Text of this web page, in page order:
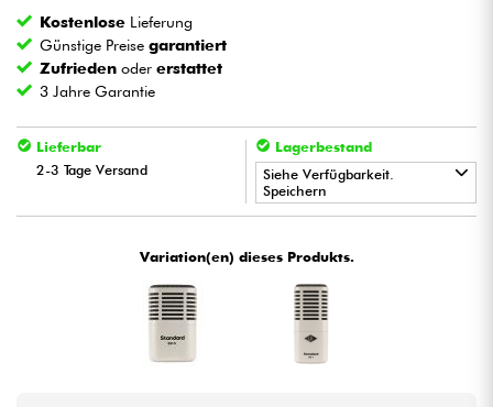
Drums
Blasinstrumente
Violinen & Quartett
Kabel & Zubehöre
Kostenlose Lieferung
Günstige Preisegarantiert
Zufrieden odererstattet
3 Jahre Garantie
Lieferbar
2-3 Tage Versand
Lagerbestand
Siehe Verfügbarkeit.
Speichern
Star'SMusic
Variation(en) dieses Produkts.